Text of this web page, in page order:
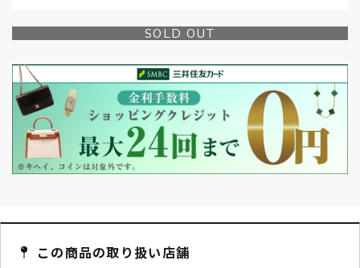
SOLD OUT
この商品の取り扱い店舗